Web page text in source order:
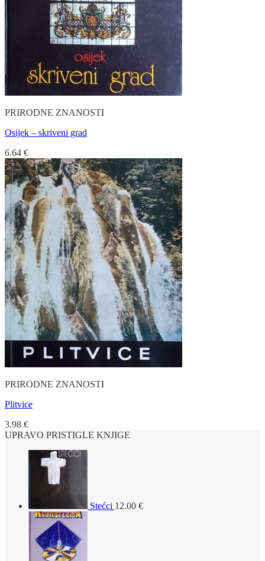
PRIRODNE ZNANOSTI
Osijek – skriveni grad
6.64 €
PRIRODNE ZNANOSTI
Plitvice
3.98 €
UPRAVO PRISTIGLE KNJIGE
Stećci 12.00 €